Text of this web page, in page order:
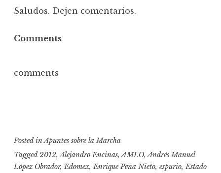
Saludos. Dejen comentarios.
Comments
comments
Posted inApuntes sobre la Marcha
Tagged2012,Alejandro Encinas,AMLO,Andrés Manuel
López Obrador,Edomex,Enrique Peña Nieto, espurio,Estado